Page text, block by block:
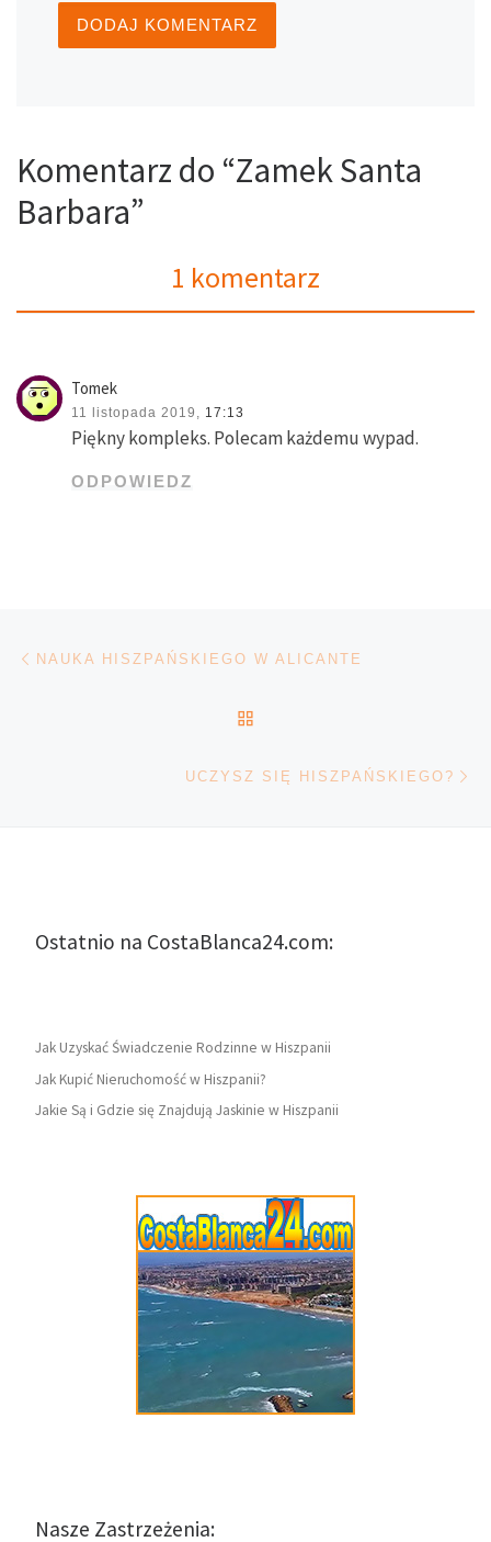
Komentarz do “Zamek Santa
Barbara”
1 komentarz
Tomek
11 listopada 2019, 17:13
Piękny kompleks. Polecam każdemu wypad.
ODPOWIEDZ
Nawigacja wpisu
NAUKA HISZPAŃSKIEGO W ALICANTE
UCZYSZ SIĘ HISZPAŃSKIEGO?
Ostatnio na CostaBlanca24.com:
Jak Uzyskać Świadczenie Rodzinne w Hiszpanii
Jak Kupić Nieruchomość w Hiszpanii?
Jakie Są i Gdzie się Znajdują Jaskinie w Hiszpanii
Nasze Zastrzeżenia: